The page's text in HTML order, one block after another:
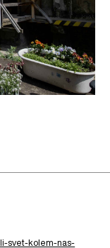
svet-kolem-nas-